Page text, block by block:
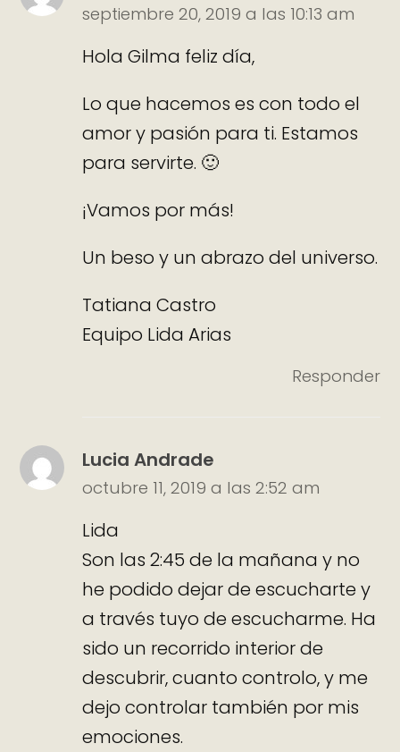
septiembre 20, 2019 a las 10:13 am
Hola Gilma feliz día,
Lo que hacemos es con todo el
amor y pasión para ti. Estamos
para servirte. 🙂
¡Vamos por más!
Un beso y un abrazo del universo.
Tatiana Castro
Equipo Lida Arias
Responder
Lucia Andrade
octubre 11, 2019 a las 2:52 am
Lida
Son las 2:45 de la mañana y no
he podido dejar de escucharte y
a través tuyo de escucharme. Ha
sido un recorrido interior de
descubrir, cuanto controlo, y me
dejo controlar también por mis
emociones.